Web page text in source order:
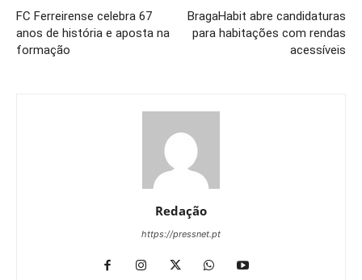
FC Ferreirense celebra 67
anos de história e aposta na
formação
BragaHabit abre candidaturas
para habitações com rendas
acessíveis
Redação
https://pressnet.pt